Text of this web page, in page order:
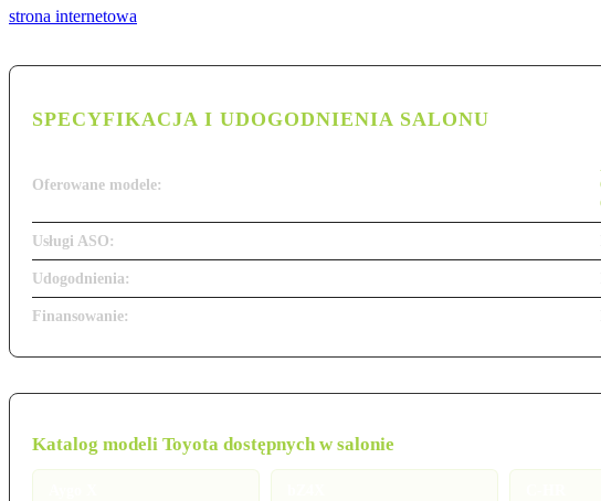
strona internetowa
SPECYFIKACJA I UDOGODNIENIA SALONU
Oferowane modele:
Usługi ASO:
Udogodnienia:
Finansowanie:
Katalog modeli Toyota dostępnych w salonie